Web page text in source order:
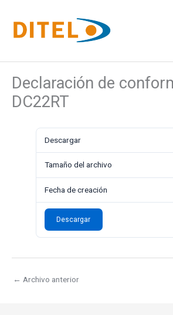
contenido
Declaración de
DC22RT
Descargar
Tamaño del archivo
Fecha de creación
Descargar
← Archivo anterior